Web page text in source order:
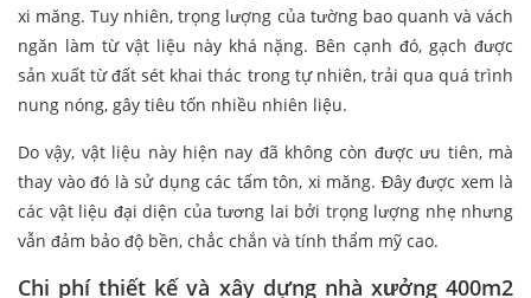
xi măng. Tuy nhiên, trọng lượng của tường bao quanh và vách
ngăn làm từ vật liệu này khá nặng. Bên cạnh đó, gạch được
sản xuất từ đất sét khai thác trong tự nhiên, trải qua quá trình
nung nóng, gây tiêu tốn nhiều nhiên liệu.
Do vậy, vật liệu này hiện nay đã không còn được ưu tiên, mà
thay vào đó là sử dụng các tấm tôn, xi măng. Đây được xem là
các vật liệu đại diện của tương lai bởi trọng lượng nhẹ nhưng
vẫn đảm bảo độ bền, chắc chắn và tính thẩm mỹ cao.
Chi phí thiết kế và xây dựng nhà xưởng 400m2